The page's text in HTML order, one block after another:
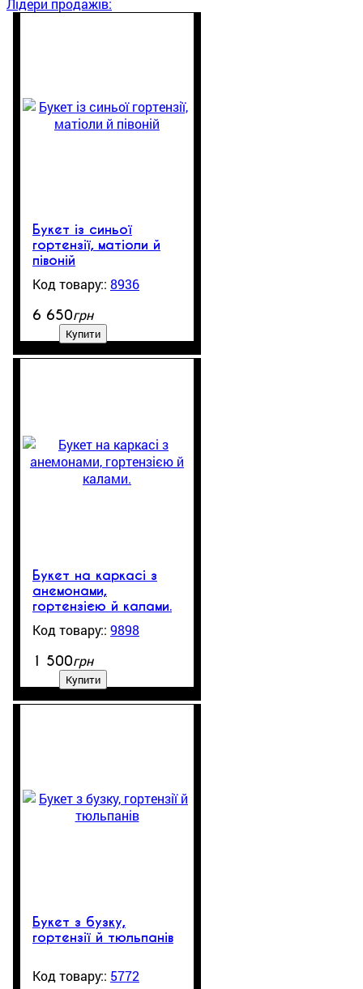
Лідери продажів:
Букет із синьої
гортензії, матіоли й
півоній
8936
6 650грн
Купити
Букет на каркасі з
анемонами,
гортензією й калами.
9898
1 500грн
Купити
Букет з бузку,
гортензії й тюльпанів
5772